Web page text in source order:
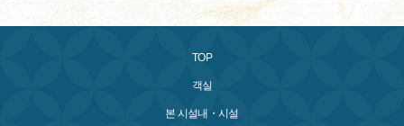
TOP
객실
본 시설내・시설